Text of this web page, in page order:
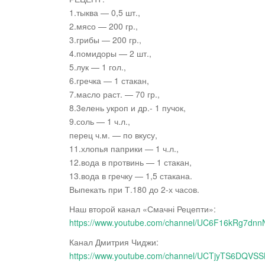
1.тыква — 0,5 шт.,
2.мясо — 200 гр.,
3.грибы — 200 гр.,
4.помидоры — 2 шт.,
5.лук — 1 гол.,
6.гречка — 1 стакан,
7.масло раст. — 70 гр.,
8.3елень укроп и др.- 1 пучок,
9.соль — 1 ч.л.,
перец ч.м. — по вкусу,
11.хлопья паприки — 1 ч.л.,
12.вода в протвинь — 1 стакан,
13.вода в гречку — 1,5 стакана.
Выпекать при Т.180 до 2-х часов.
Наш второй канал «Смачні Рецепти»:
https://www.youtube.com/channel/
Канал Дмитрия Чиджи:
https://www.youtube.com/channel/